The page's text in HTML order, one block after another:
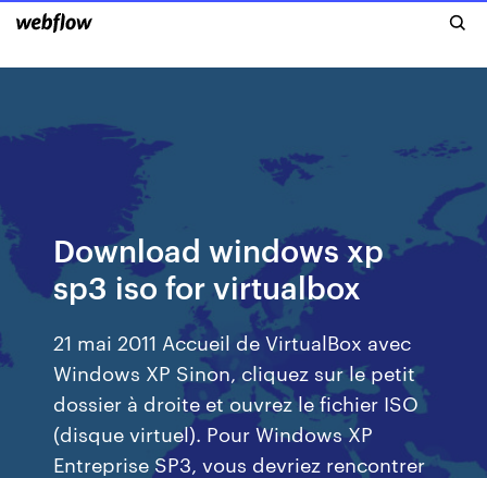
Download windows xp
sp3 iso for virtualbox
21 mai 2011 Accueil de VirtualBox avec
Windows XP Sinon, cliquez sur le petit
dossier à droite et ouvrez le fichier ISO
(disque virtuel). Pour Windows XP
Entreprise SP3, vous devriez rencontrer